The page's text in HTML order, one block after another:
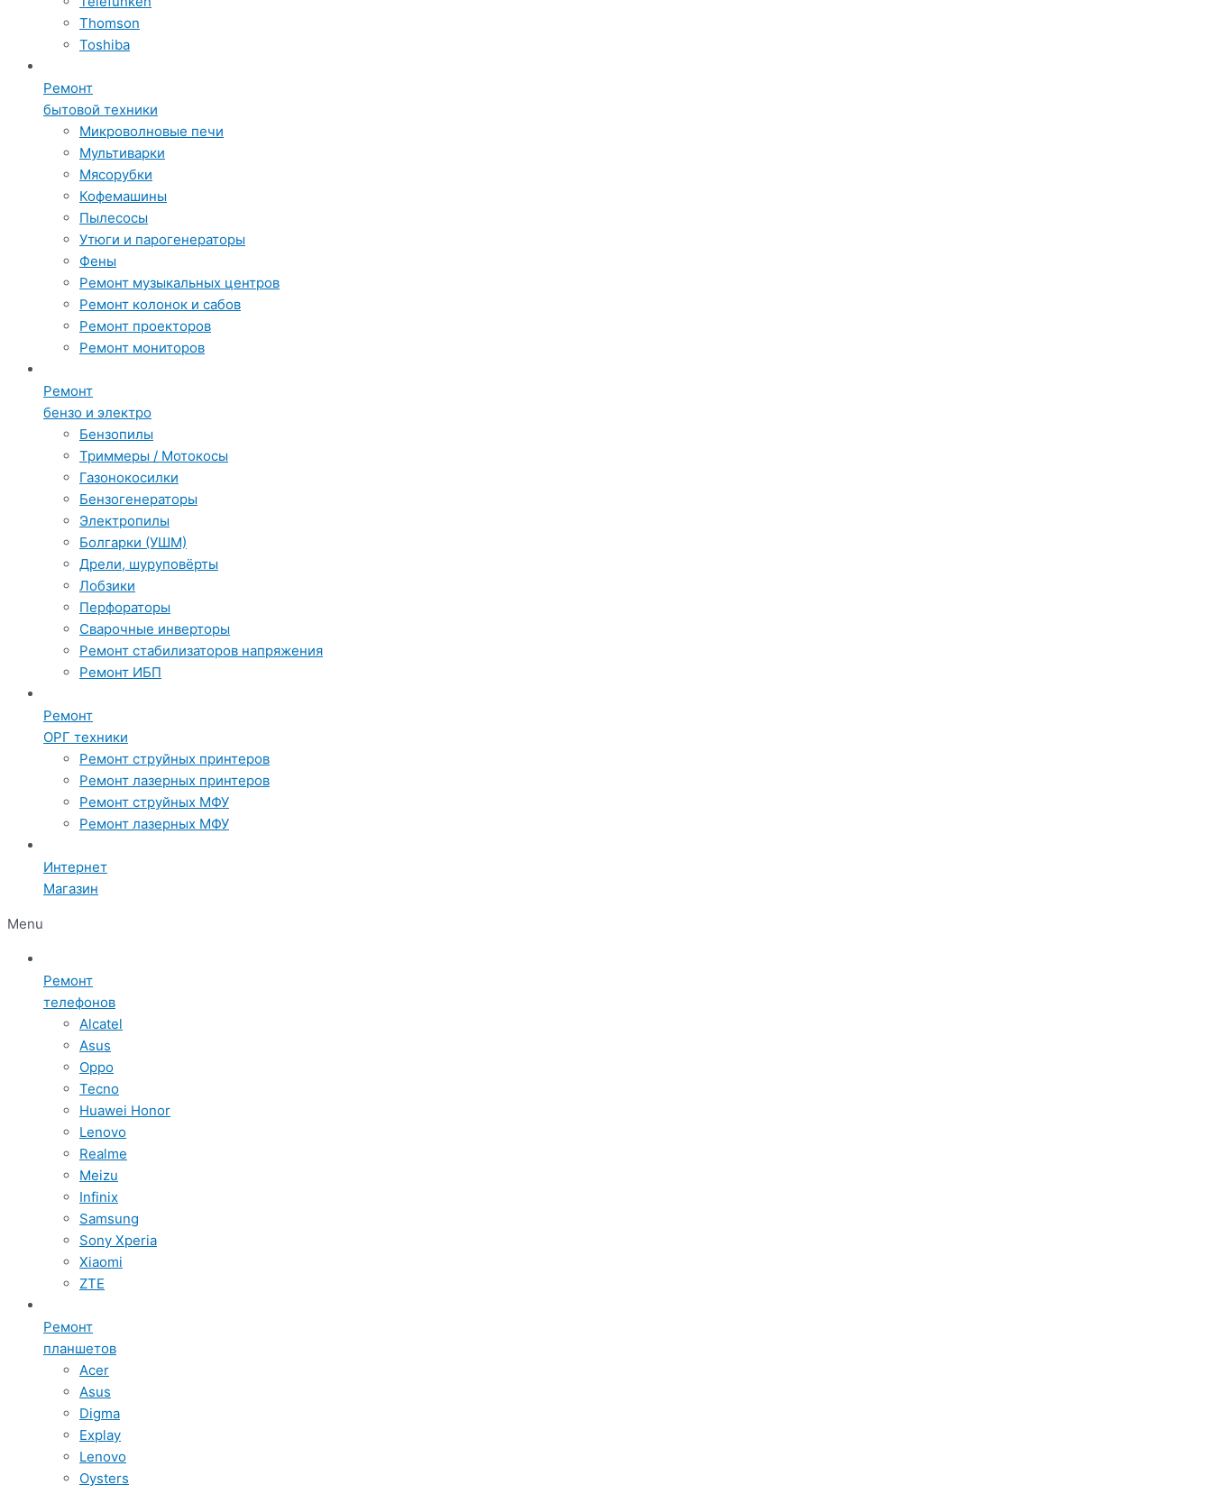
Thomson
Toshiba
Ремонт
бытовой техники
Микроволновые печи
Мультиварки
Мясорубки
Кофемашины
Пылесосы
Утюги и парогенераторы
Фены
Ремонт музыкальных центров
Ремонт колонок и сабов
Ремонт проекторов
Ремонт мониторов
Ремонт
бензо и электро
Бензопилы
Триммеры / Мотокосы
Газонокосилки
Бензогенераторы
Электропилы
Болгарки (УШМ)
Дрели, шуруповёрты
Лобзики
Перфораторы
Сварочные инверторы
Ремонт стабилизаторов напряжения
Ремонт ИБП
Ремонт
ОРГ техники
Ремонт струйных принтеров
Ремонт лазерных принтеров
Ремонт струйных МФУ
Ремонт лазерных МФУ
Интернет
Магазин
Menu
Ремонт
телефонов
Alcatel
Asus
Oppo
Tecno
Huawei Honor
Lenovo
Realme
Meizu
Infinix
Samsung
Sony Xperia
Xiaomi
ZTE
Ремонт
планшетов
Acer
Asus
Digma
Explay
Lenovo
Oysters